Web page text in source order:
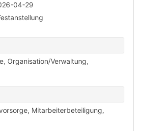
04-29
, Organisation/Verwaltung,
, Mitarbeiterbeteiligung,